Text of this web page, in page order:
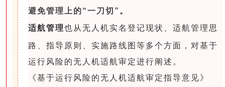
避免管理上的“一刀切”。
适航管理也从无人机实名登记现状、适航管理思
路、指导原则、实施路线图等多个方面，对基于
运行风险的无人机适航审定进行阐述。
《基于运行风险的无人机适航审定指导意见》